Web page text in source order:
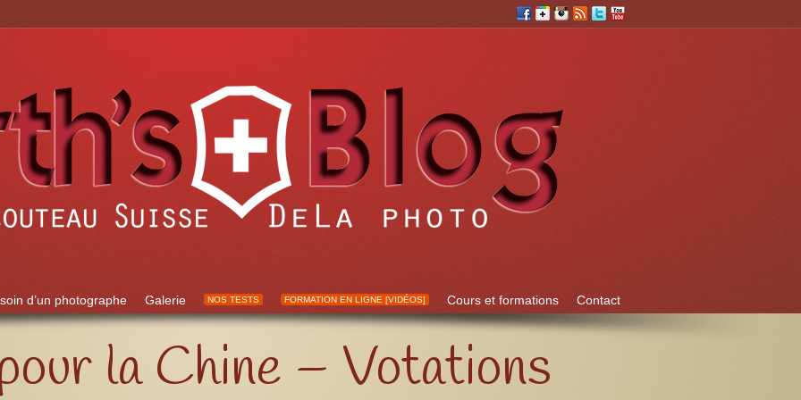
d’un photographe Galerie NOS TESTS FORMATION EN LIGNE [VIDÉOS] Cours et formations Contact
la Chine – Votations